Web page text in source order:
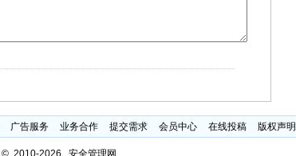
广告服务 业务合作 提交需求 会员中心 在线投稿 版权声明
© 2010-2026 安全管理网